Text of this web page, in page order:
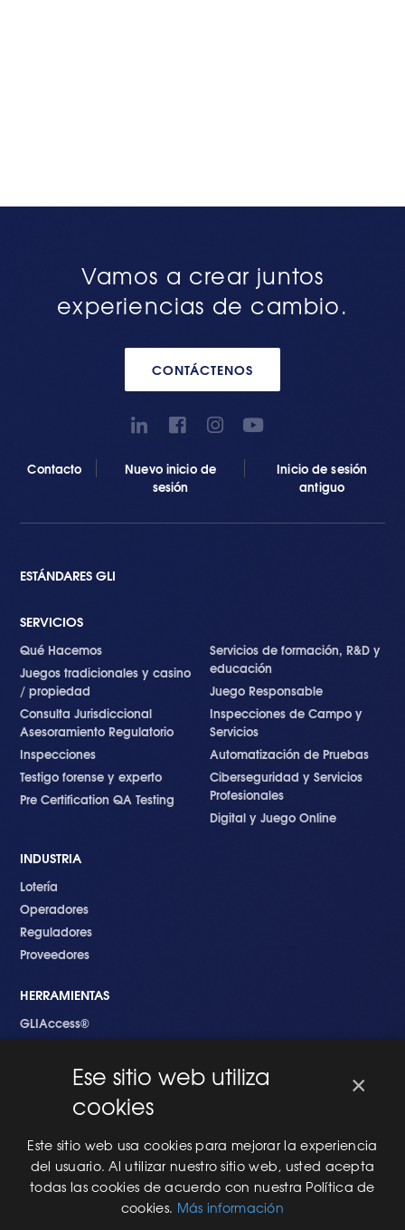
Vamos a crear juntos
experiencias de cambio.
CONTÁCTENOS
Contacto
Nuevo inicio de
sesión
Inicio de sesión
antiguo
ESTÁNDARES GLI
SERVICIOS
Qué Hacemos
Juegos tradicionales y casino
/ propiedad
Consulta Jurisdiccional
Asesoramiento Regulatorio
Inspecciones
Testigo forense y experto
Pre Certification QA Testing
Servicios de formación, R&D y
educación
Juego Responsable
Inspecciones de Campo y
Servicios
Automatización de Pruebas
Ciberseguridad y Servicios
Profesionales
Digital y Juego Online
INDUSTRIA
Lotería
Operadores
Reguladores
Proveedores
HERRAMIENTAS
GLIAccess®
EMPEZANDO
Nuevo en GLI
Nuevo Software
Una Nueva Máquina
Modificaciones al Software
Modificaciones al Hardware
×
Ese sitio web utiliza
cookies
Este sitio web usa cookies para mejorar la experiencia
del usuario. Al utilizar nuestro sitio web, usted acepta
todas las cookies de acuerdo con nuestra Política de
cookies. Más información